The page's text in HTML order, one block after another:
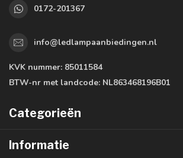
0172-201367
info@ledlampaanbiedingen.nl
KVK nummer: 85011584
BTW-nr met landcode: NL863468196B01
Categorieën
Informatie